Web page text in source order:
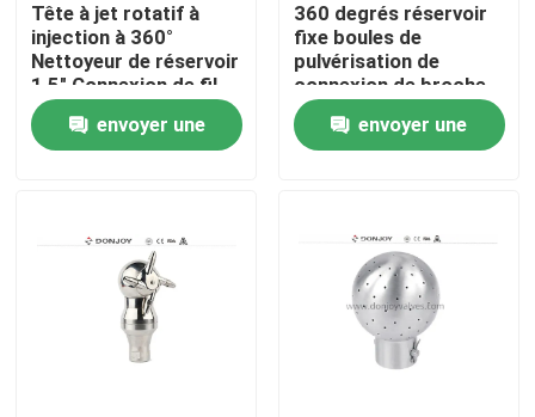
À la maison
Produits
À propos de nous
Visite de l'usine
Tête à jet rotatif à
injection à 360°
Nettoyeur de réservoir
1,5" Connexion de fil
BSP
envoyer une
360 degrés réservoir
fixe boules de
pulvérisation de
connexion de broche
pour l'élevage de
levure envoyer une